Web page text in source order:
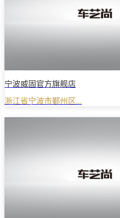
宁波威固官方旗舰店
浙江省宁波市鄞州区...